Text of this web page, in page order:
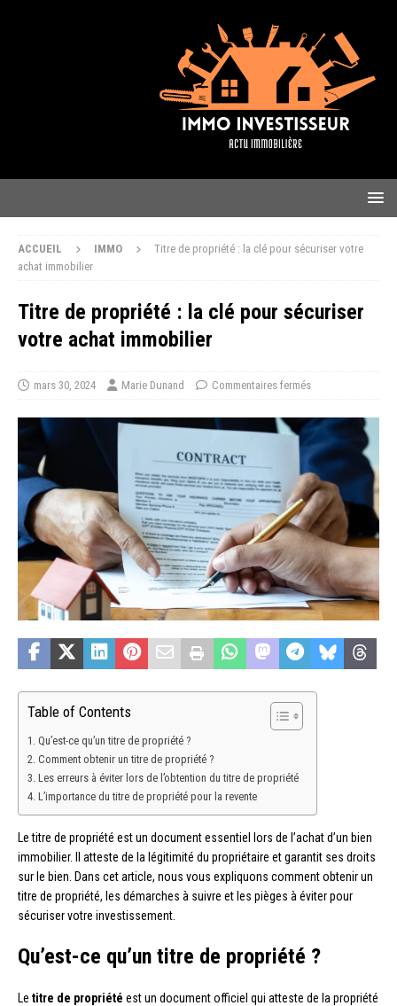
ACCUEIL IMMO
Titre de propriété : la clé pour sécuriser votre
achat immobilier
Titre de propriété : la clé pour sécuriser
votre achat immobilier
mars 30, 2024 Marie Dunand Commentaires fermés
Table of Contents
Qu’est-ce qu’un titre de propriété ?
Comment obtenir un titre de propriété ?
Les erreurs à éviter lors de l’obtention du titre de propriété
L’importance du titre de propriété pour la revente
Le titre de propriété est un document essentiel lors de l’achat d’un bien
immobilier. Il atteste de la légitimité du propriétaire et garantit ses droits
sur le bien. Dans cet article, nous vous expliquons comment obtenir un
titre de propriété, les démarches à suivre et les pièges à éviter pour
sécuriser votre investissement.
Qu’est-ce qu’un titre de propriété ?
Le titre de propriété est un document officiel qui atteste de la propriété